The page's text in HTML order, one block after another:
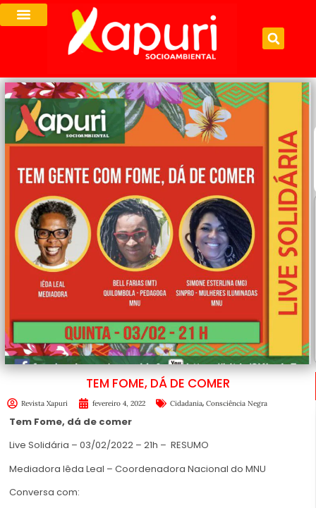
TEM FOME, DÁ DE COMER
Revista Xapuri fevereiro 4, 2022 Cidadania, Consciência Negra
Tem Fome, dá de comer
Live Solidária – 03/02/2022 – 21h – RESUMO
Mediadora Iêda Leal – Coordenadora Nacional do MNU
Conversa com: